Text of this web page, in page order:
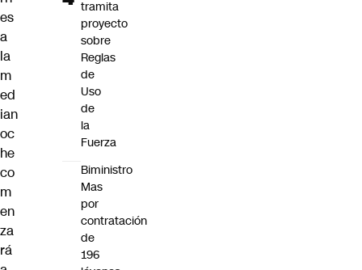
es
a
la
m
ed
ian
oc
he
co
m
en
za
rá
tramita
proyecto
sobre
Reglas
de
Uso
de
la
Fuerza
Biministro
Mas
por
contratación
de
196